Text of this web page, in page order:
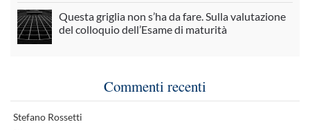
Questa griglia non s’ha da fare. Sulla valutazione
del colloquio dell’Esame di maturità
Commenti recenti
Stefano Rossetti